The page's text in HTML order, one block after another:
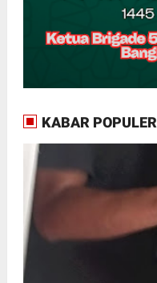
KABAR POPULER